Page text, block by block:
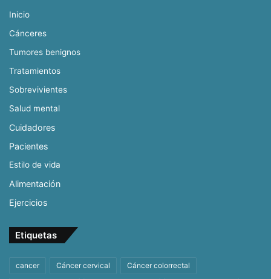
Inicio
Cánceres
Tumores benignos
Tratamientos
Sobrevivientes
Salud mental
Cuidadores
Pacientes
Estilo de vida
Alimentación
Ejercicios
Etiquetas
cancer Cáncer cervical Cáncer colorrectal